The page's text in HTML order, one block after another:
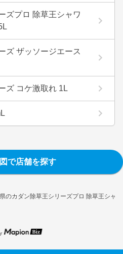
のカダン除草王シリーズプロ 除草王シャ
ズプロ 除草王シャワ
ズ ザッソージエース
ズ コケ激取れ 1L
で店舗を探す